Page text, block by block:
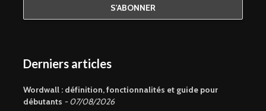
Derniers articles
Wordwall : définition, fonctionnalités et guide pour
débutants
07/08/2026